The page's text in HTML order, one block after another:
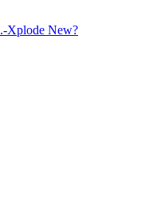
Xplode New?